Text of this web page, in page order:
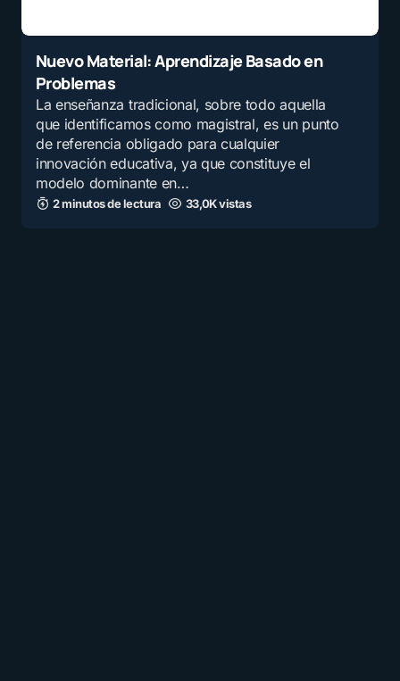
Nuevo Material: Aprendizaje Basado en
Problemas
La enseñanza tradicional, sobre todo aquella
que identificamos como magistral, es un punto
de referencia obligado para cualquier
innovación educativa, ya que constituye el
modelo dominante en…
2 minutos de lectura 33,0K vistas